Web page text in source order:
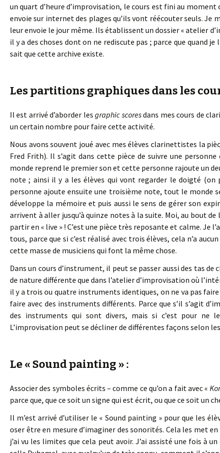
un quart d’heure d’improvisation, le cours est fini au moment
envoie sur internet des plages qu’ils vont réécouter seuls.
leur envoie le jour même. Ils établissent un dossier « atelier
il y a des choses dont on ne rediscute pas ; parce que quand
sait que cette archive existe.
Les partitions graphiques dans les
Il est arrivé d’aborder lesgraphic scoresdans mes cours de
un certain nombre pour faire cette activité.
Nous avons souvent joué avec mes élèves clarinettistes la
Fred Frith). Il s’agit dans cette pièce de suivre une
monde reprend le premier son et cette personne rajoute un
note ; ainsi il y a les élèves qui vont regarder le doigté (on
personne ajoute ensuite une troisième note, tout le monde
développe la mémoire et puis aussi le sens de gérer son
arrivent à aller jusqu’à quinze notes à la suite. Moi, au bout
partir en « live » ! C’est une pièce très reposante et calme. Je
tous, parce que si c’est réalisé avec trois élèves, cela n’a
cette masse de musiciens qui font la même chose.
Dans un cours d’instrument, il peut se passer aussi des tas
de nature différente que dans l’atelier d’improvisation où
il y a trois ou quatre instruments identiques, on ne va pas
faire avec des instruments différents. Parce que s’il s’agit
des instruments qui sont divers, mais si c’est pour ne
L’improvisation peut se décliner de différentes façons selon
Le « Sound painting » :
Associer des symboles écrits – comme ce qu’on a fait avec «
parce que, que ce soit un signe qui est écrit, ou que ce soit un
Il m’est arrivé d’utiliser le « Sound painting » pour que les
oser être en mesure d’imaginer des sonorités. Cela les met
j’ai vu les limites que cela peut avoir. J’ai assisté une fois à